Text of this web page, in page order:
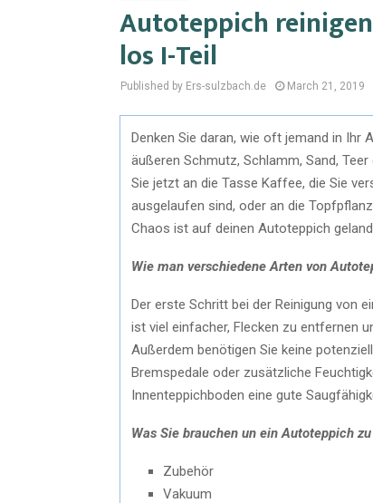
Autoteppich
los I-Teil
Published by Ers-sulzbach.de March 21, 2019
Denken Sie daran, wie oft jemand in Ihr
äußeren Schmutz, Schlamm, Sand,
Sie jetzt an die Tasse Kaffee, die Sie
ausgelaufen sind, oder an die
Chaos ist auf deinen Autoteppich
Wie man verschiedene Arten von
Der erste Schritt bei der Reinigung von
ist viel einfacher, Flecken zu entfernen
Außerdem benötigen Sie keine
Bremspedale oder zusätzliche
Innenteppichboden eine gute
Was Sie brauchen un ein Autoteppich
Zubehör
Vakuum